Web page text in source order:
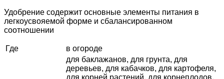
Удобрение содержит основные элементы питания в
легкоусвояемой форме и сбалансированном
соотношении
Где в огороде
для баклажанов, для грунта, для
деревьев, для кабачков, для картофеля,
для корней растений, для корнеплодов,